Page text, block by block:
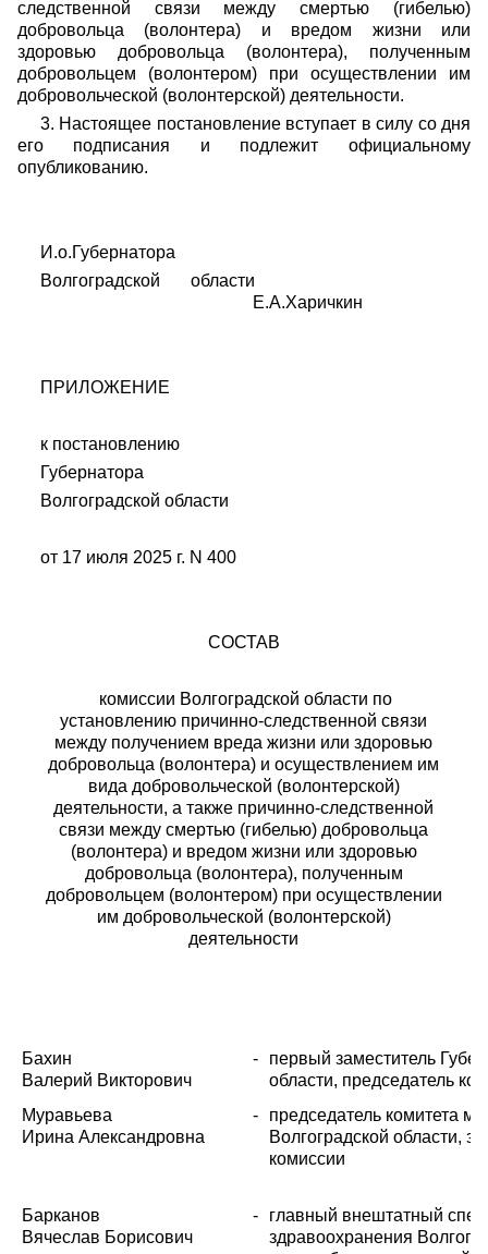
следственной связи между смертью (гибелью)
добровольца (волонтера) и вредом жизни или
здоровью добровольца (волонтера), полученным
добровольцем (волонтером) при осуществлении им
добровольческой (волонтерской) деятельности.
3. Настоящее постановление вступает в силу со дня
его подписания и подлежит официальному
опубликованию.
И.о.Губернатора
Волгоградской области
Е.А.Харичкин
ПРИЛОЖЕНИЕ
к постановлению
Губернатора
Волгоградской области
от 17 июля 2025 г. N 400
СОСТАВ
комиссии Волгоградской области по
установлению причинно-следственной связи
между получением вреда жизни или здоровью
добровольца (волонтера) и осуществлением им
вида добровольческой (волонтерской)
деятельности, а также причинно-следственной
связи между смертью (гибелью) добровольца
(волонтера) и вредом жизни или здоровью
добровольца (волонтера), полученным
добровольцем (волонтером) при осуществлении
им добровольческой (волонтерской)
деятельности
Бахин
Валерий Викторович
-
первый заместитель
области, председатель
Муравьева
Ирина Александровна
-
председатель комитета
Волгоградской области,
комиссии
Барканов
Вячеслав Борисович
-
главный внештатный
здравоохранения